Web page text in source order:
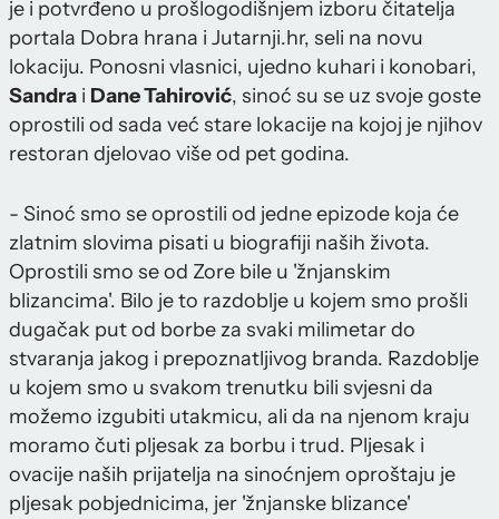
je i potvrđeno u prošlogodišnjem izboru čitatelja
portala Dobra hrana i Jutarnji.hr, seli na novu
lokaciju. Ponosni vlasnici, ujedno kuhari i konobari,
Sandra i Dane Tahirović, sinoć su se uz svoje goste
oprostili od sada već stare lokacije na kojoj je njihov
restoran djelovao više od pet godina.
- Sinoć smo se oprostili od jedne epizode koja će
zlatnim slovima pisati u biografiji naših života.
Oprostili smo se od Zore bile u 'žnjanskim
blizancima'. Bilo je to razdoblje u kojem smo prošli
dugačak put od borbe za svaki milimetar do
stvaranja jakog i prepoznatljivog branda. Razdoblje
u kojem smo u svakom trenutku bili svjesni da
možemo izgubiti utakmicu, ali da na njenom kraju
moramo čuti pljesak za borbu i trud. Pljesak i
ovacije naših prijatelja na sinoćnjem oproštaju je
pljesak pobjednicima, jer 'žnjanske blizance'